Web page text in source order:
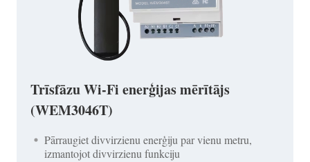
Trīsfāzu Wi-Fi enerģijas mērītājs
(WEM3046T)
Pārraugiet divvirzienu enerģiju par vienu metru,
izmantojot divvirzienu funkciju